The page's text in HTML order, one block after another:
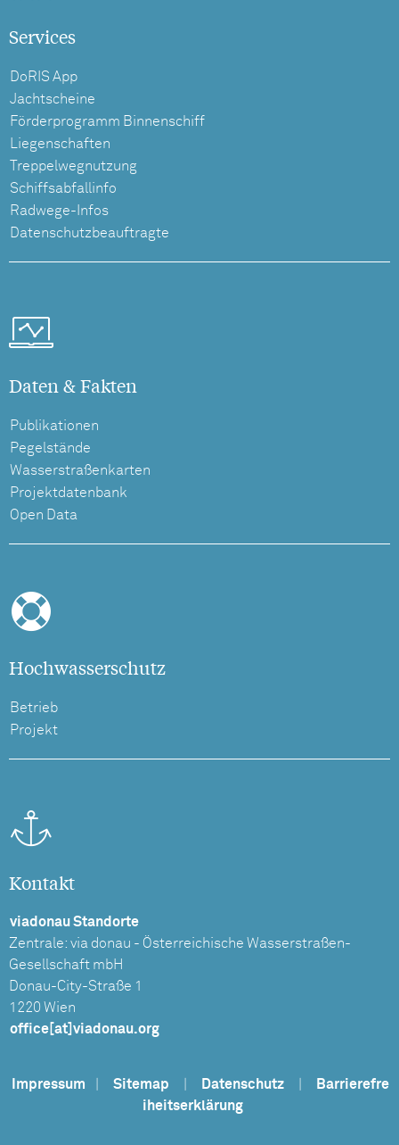
Services
DoRIS App
Jachtscheine
Förderprogramm Binnenschiff
Liegenschaften
Treppelwegnutzung
Schiffsabfallinfo
Radwege-Infos
Datenschutzbeauftragte
Daten & Fakten
Publikationen
Pegelstände
Wasserstraßenkarten
Projektdatenbank
Open Data
Hochwasserschutz
Betrieb
Projekt
Kontakt
viadonau Standorte
Zentrale: via donau - Österreichische Wasserstraßen-
Gesellschaft mbH
Donau-City-Straße 1
1220 Wien
office[at]viadonau.org
Impressum Sitemap Datenschutz
Barrierefre
iheitserklärung